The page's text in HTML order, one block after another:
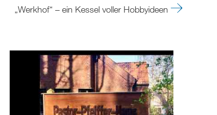
„Werkhof“ – ein Kessel voller Hobbyideen